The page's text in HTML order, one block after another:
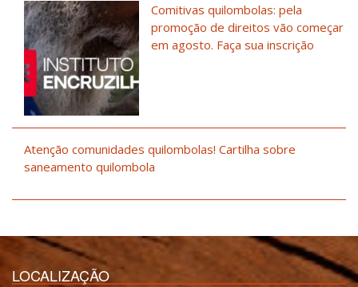
Comitivas quilombolas: pela
promoção de direitos vão começar
em agosto. Faça sua inscrição
Atenção comunidades quilombolas! Cartilha sobre
saneamento quilombola
LOCALIZAÇÃO